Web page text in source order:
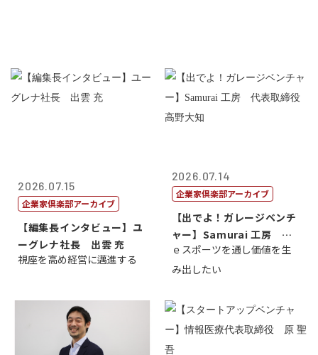
2026.07.15
企業家倶楽部アーカイブ
【編集長インタビュー】ユ
ーグレナ社長 出雲 充
視座を高め経営に邁進する
2026.07.14
企業家倶楽部アーカイブ
【出でよ！ガレージベンチ
ャー】Samurai 工房 代
表取締...
ｅスポーツを通し価値を生
み出したい